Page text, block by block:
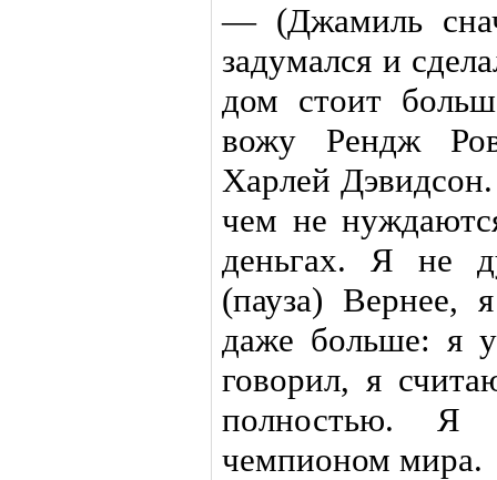
— (Джамиль
задумался и
дом стоит
вожу Рендж
Харлей
чем не
деньгах. Я не
(пауза) Вернее,
даже больше: я
говорил, я
полностью. Я
чемпионом мира.